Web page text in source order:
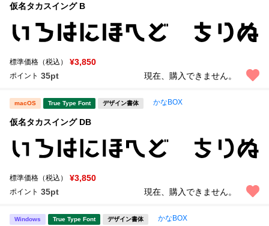
仮名タカスイング B
標準価格（税込） ¥3,850
ポイント 35pt 現在、購入できません。
macOS True Type Font デザイン書体 かなBOX
仮名タカスイング DB
標準価格（税込） ¥3,850
ポイント 35pt 現在、購入できません。
Windows True Type Font デザイン書体 かなBOX